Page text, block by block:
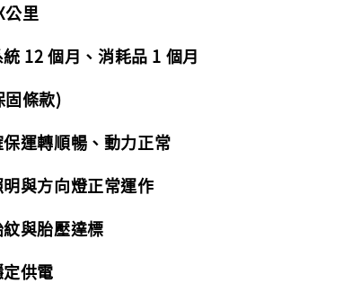
里
12 個月、消耗品 1 個月
固條款)
運轉順暢、動力正常
與方向燈正常運作
與胎壓達標
供電